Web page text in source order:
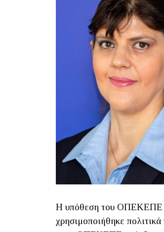
Η υπόθεση του ΟΠΕΚΕΠΕ
χρησιμοποιήθηκε